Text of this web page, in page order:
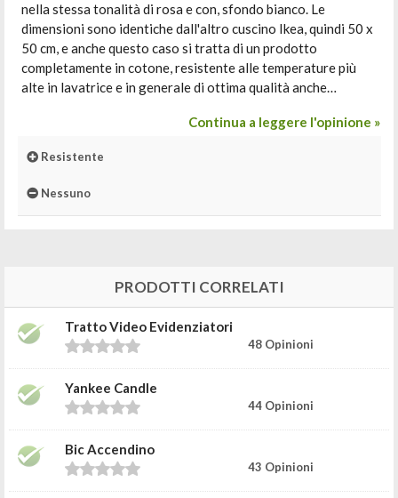
nella stessa tonalità di rosa e con, sfondo bianco. Le
dimensioni sono identiche dall'altro cuscino Ikea, quindi 50 x
50 cm, e anche questo caso si tratta di un prodotto
completamente in cotone, resistente alle temperature più
alte in lavatrice e in generale di ottima qualità anche…
Continua a leggere l'opinione »
Resistente
Nessuno
PRODOTTI CORRELATI
Tratto Video Evidenziatori
48 Opinioni
Yankee Candle
44 Opinioni
Bic Accendino
43 Opinioni